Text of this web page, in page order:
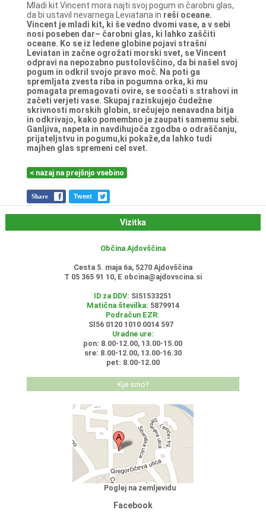
Mladi kit Vincent mora najti svoj pogum in čarobni glas,
da bi ustavil nevarnega Leviatana in reši oceane.
Vincent je mladi kit, ki še vedno dvomi vase, a v sebi
nosi poseben dar– čarobni glas, ki lahko zaščiti
oceane. Ko se iz ledene globine pojavi strašni
Leviatan in začne ogrožati morski svet, se Vincent
odpravi na nepozabno pustolovščino, da bi našel svoj
pogum in odkril svojo pravo moč. Na poti ga
spremljata zvesta riba in pogumna orka, ki mu
pomagatapremagovati ovire, se soočati s strahovi in
začeti verjeti vase. Skupaj raziskujejo čudežne
skrivnosti morskih globin, srečujejo nenavadna bitja
in odkrivajo, kako pomembno jezaupati samemu sebi.
Ganljiva, napeta in navdihujoča zgodba o odraščanju,
prijateljstvu in pogumu,ki pokaže,da lahko tudi
majhen glas spremeni cel svet.
< nazaj na prejšnjo vsebino
Share Tweet
Vizitka
Občina Ajdovščina
Cesta 5. maja 6a, 5270 Ajdovščina
T 05 365 91 10, E obcina@ajdovscina.si
ID za DDV: SI51533251
Matična številka: 5879914
Podračun EZR:
SI56 0120 1010 0014 597
Uradne ure:
pon: 8.00-12.00, 13.00-15.00
sre: 8.00-12.00, 13.00-16.30
pet: 8.00-12.00
Kje smo?
Poglej na zemljevidu
Facebook